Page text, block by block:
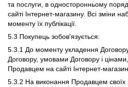
та послуги, в односторонньому
сайті Інтернет-магазину. Всі зміни
моменту їх публікації.
5.3 Покупець зобов'язується:
5.3.1 До моменту укладення
Договору, умовами Договору і
Продавцем на сайті Інтернет-
5.3.2 На виконання Продавцем своїх